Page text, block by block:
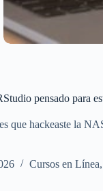
pensado para
que hackeaste la
Cursos en Línea,